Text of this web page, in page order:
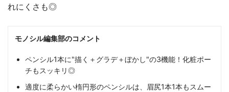
れにくさも◎
モノシル編集部のコメント
ペンシル1本に"描く＋グラデ＋ぼかし"の3機能！化粧ポー
チもスッキリ◎
適度に柔らかい楕円形のペンシルは、眉尻1本1本もスムー